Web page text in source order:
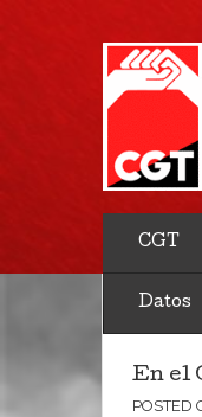
CGT
Datos
En el
POSTED